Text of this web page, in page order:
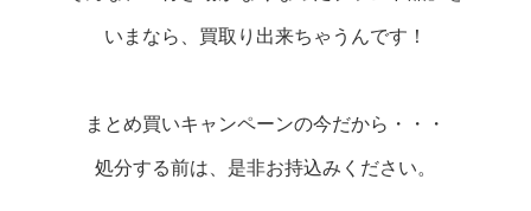
いまなら、買取り出来ちゃうんです！
まとめ買いキャンペーンの今だから・・・
処分する前は、是非お持込みください。